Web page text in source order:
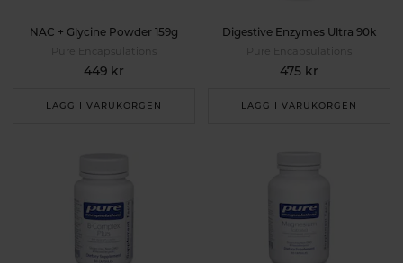
NAC + Glycine Powder 159g
Pure Encapsulations
449 kr
LÄGG I VARUKORGEN
Digestive Enzymes Ultra 90k
Pure Encapsulations
475 kr
LÄGG I VARUKORGEN